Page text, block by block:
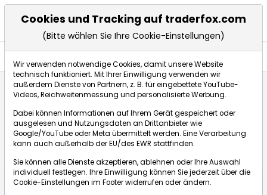
IRW-News: Onco-Innovations Limited: Onco-Innovati...
dpa-AFX Compact
ÜBERSICHT DPA-AFX PROFEED
DPA-AFX COMPACT
Cookies und Tracking auf traderfox.com
(Bitte wählen Sie Ihre Cookie-Einstellungen)
Wir verwenden notwendige Cookies, damit unsere Website
technisch funktioniert. Mit Ihrer Einwilligung verwenden wir
außerdem Dienste von Partnern, z. B. für eingebettete YouTube-
Videos, Reichweitenmessung und personalisierte Werbung.
Dabei können Informationen auf Ihrem Gerät gespeichert oder
ausgelesen und Nutzungsdaten an Drittanbieter wie
Google/YouTube oder Meta übermittelt werden. Eine Verarbeitung
kann auch außerhalb der EU/des EWR stattfinden.
Sie können alle Dienste akzeptieren, ablehnen oder Ihre Auswahl
individuell festlegen. Ihre Einwilligung können Sie jederzeit über die
Cookie-Einstellungen im Footer widerrufen oder ändern.